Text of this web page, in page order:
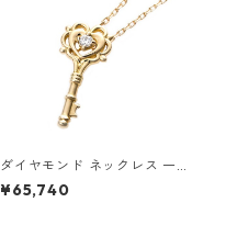
ダイヤモンド ネックレス 一粒
K18 イエローゴールド 鍵 キー
モチーフ ペンダント 鑑別カー
¥65,740